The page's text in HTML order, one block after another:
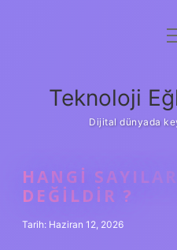
Teknoloji
Dijital dünyada
HANGI
DEĞILDIR ?
Tarih: Haziran 12, 2026